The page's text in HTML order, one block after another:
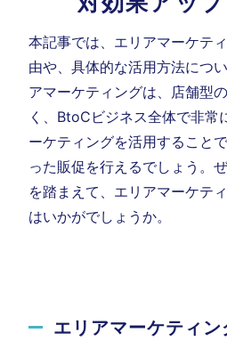
本記事では、エリアマーケテ
由や、具体的な活用方法につ
アマーケティングは、店舗型
く、BtoCビジネス全体で非常
ーケティングを活用すること
った販促を行えるでしょう。
を踏まえて、エリアマーケテ
はいかがでしょうか。
エリアマーケティ